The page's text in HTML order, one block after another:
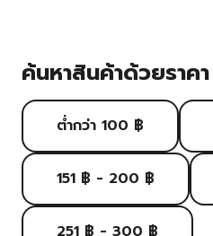
ค้นหาสินค้าด้วยราคา
ต่ำกว่า 100 ฿
151 ฿ - 200 ฿
251 ฿ - 300 ฿